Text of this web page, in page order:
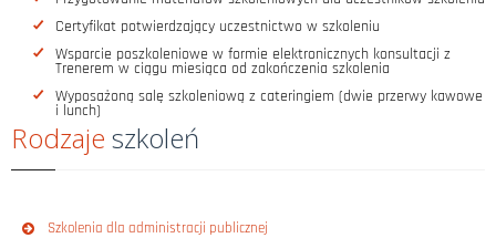
Certyfikat potwierdzający uczestnictwo w szkoleniu
Wsparcie poszkoleniowe w formie elektronicznych konsultacji z
Trenerem w ciągu miesiąca od zakończenia szkolenia
Wyposażoną salę szkoleniową z cateringiem (dwie przerwy kawowe
i lunch)
Rodzaje szkoleń
Szkolenia dla administracji publicznej